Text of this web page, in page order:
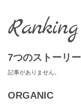
Ranking
7つのストーリー
記事がありません。
ORGANIC